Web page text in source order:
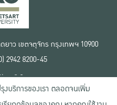
ยาว เขตจตุจักร กรุงเทพฯ 10900
2942 8200-45
งานเว็บไซต์
สิทธิ์ใช้งาน
เป็นส่วนตัว
งบริการของเรา ตลอดจนเพิ่ม